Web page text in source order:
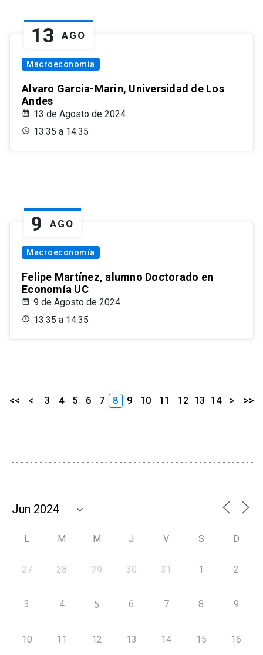
13 AGO
Macroeconomía
Alvaro Garcia-Marin, Universidad de Los
Andes
13 de Agosto de 2024
13:35 a 14:35
9 AGO
Macroeconomía
Felipe Martínez, alumno Doctorado en
Economía UC
9 de Agosto de 2024
13:35 a 14:35
<< < 3 4 5 6 7 8 9 10 11 12 13 14 > >>
L M M J V S D
27 28 29 30 31 1 2
3 4 5 6 7 8 9
10 11 12 13 14 15 16